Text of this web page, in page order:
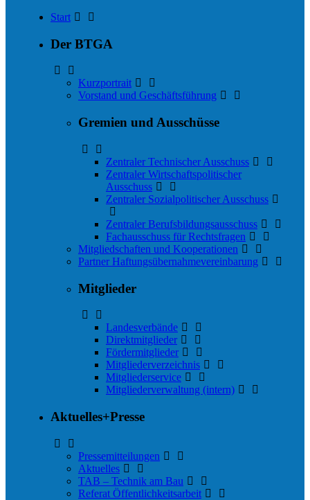
Start
Der BTGA
Kurzportrait
Vorstand und Geschäftsführung
Gremien und Ausschüsse
Zentraler Technischer Ausschuss
Zentraler Wirtschaftspolitischer
Ausschuss
Zentraler Sozialpolitischer Ausschuss
Zentraler Berufsbildungsausschuss
Fachausschuss für Rechtsfragen
Mitgliedschaften und Kooperationen
Partner Haftungs­übernahmevereinbarung
Mitglieder
Landesverbände
Direktmitglieder
Fördermitglieder
Mitgliederverzeichnis
Mitgliederservice
Mitgliederverwaltung (intern)
Aktuelles+Presse
Pressemitteilungen
Aktuelles
TAB – Technik am Bau
Referat Öffentlichkeitsarbeit